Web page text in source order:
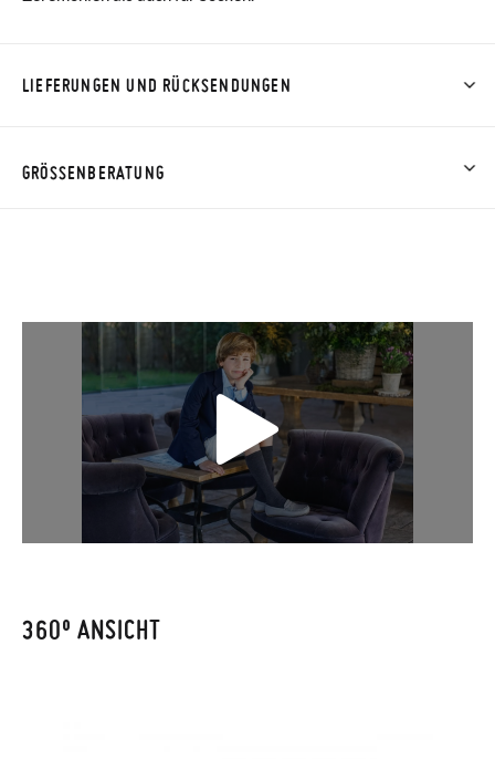
LIEFERUNGEN UND RÜCKSENDUNGEN
Bestellungen unter 40 € kostet der Standardversand 4,95 €;
Falls Ihre Schuhe ankommen und nicht ganz Ihren
Vorstellungen entsprechen, können Sie ganz einfach eine
kostenlose Rücksendung beantragen.
Wenn Sie ein Kundenkonto haben, loggen Sie sich einfach ein,
um den Vorgang zu starten. Wenn Sie als Gast bestellt haben,
besuchen Sie bitte unsereRuecksendungund geben Sie Ihre
automatisch an Ihr Postfach gesendet.
GRÖSSENBERATUNG
Innensohle anderer Schuhe, nicht mit der äußeren Sohle.
25 26 27 28 29 30 32 33
17,0 17,6 18,2 18,8 19,4 20,1 20,8 21,4
360º ANSICHT